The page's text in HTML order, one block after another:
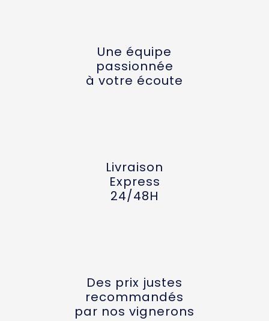
Une équipe
passionnée
à votre écoute
Livraison
Express
24/48H
Des prix justes
recommandés
par nos vignerons